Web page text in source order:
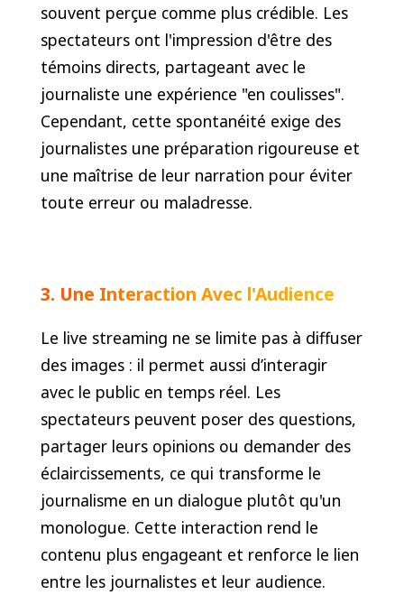
souvent perçue comme plus crédible. Les
spectateurs ont l'impression d'être des
témoins directs, partageant avec le
journaliste une expérience "en coulisses".
Cependant, cette spontanéité exige des
journalistes une préparation rigoureuse et
une maîtrise de leur narration pour éviter
toute erreur ou maladresse.
3. Une Interaction Avec l'Audience
Le live streaming ne se limite pas à diffuser
des images : il permet aussi d’interagir
avec le public en temps réel. Les
spectateurs peuvent poser des questions,
partager leurs opinions ou demander des
éclaircissements, ce qui transforme le
journalisme en un dialogue plutôt qu'un
monologue. Cette interaction rend le
contenu plus engageant et renforce le lien
entre les journalistes et leur audience.